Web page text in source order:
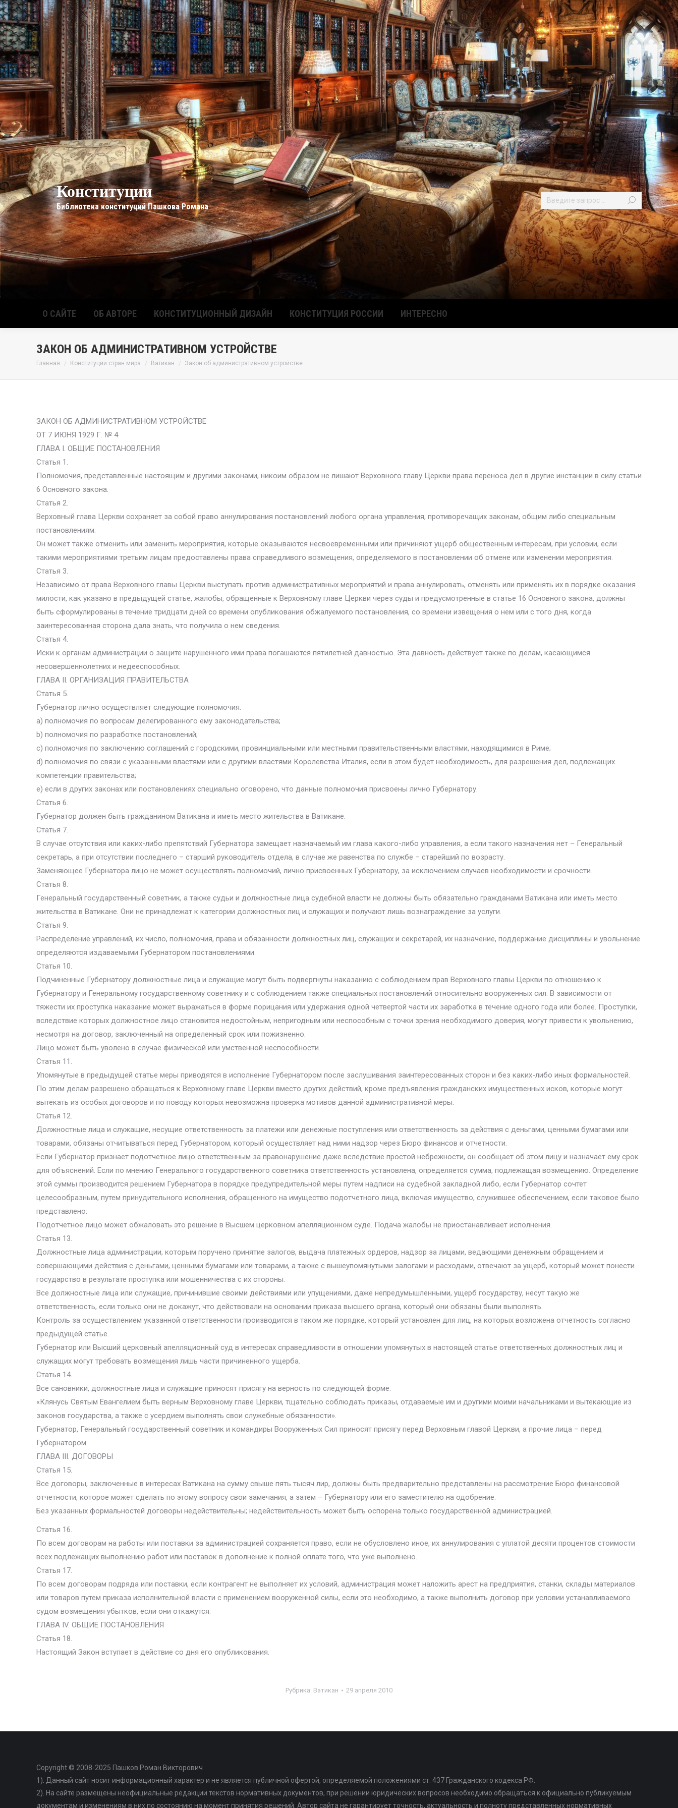
Конституции
Библиотека конституций Пашкова Романа
О САЙТЕ ОБ АВТОРЕ КОНСТИТУЦИОННЫЙ ДИЗАЙН КОНСТИТУЦИЯ РОССИИ ИНТЕРЕСНО
ЗАКОН ОБ АДМИНИСТРАТИВНОМ УСТРОЙСТВЕ
Вы здесь:
Главная Конституции стран мира Ватикан Закон об административном устройстве
ЗАКОН ОБ АДМИНИСТРАТИВНОМ УСТРОЙСТВЕ
ОТ 7 ИЮНЯ 1929 Г. № 4
ГЛАВА I. ОБЩИЕ ПОСТАНОВЛЕНИЯ
Статья 1.
Полномочия, представленные настоящим и другими законами, никоим образом не лишают Верховного главу Церкви права переноса дел в другие инстанции в силу статьи
6 Основного закона.
Статья 2.
Верховный глава Церкви сохраняет за собой право аннулирования постановлений любого органа управления, противоречащих законам, общим либо специальным
постановлениям.
Он может также отменить или заменить мероприятия, которые оказываются несвоевременными или причиняют ущерб общественным интересам, при условии, если
такими мероприятиями третьим лицам предоставлены права справедливого возмещения, определяемого в постановлении об отмене или изменении мероприятия.
Статья 3.
Независимо от права Верховного главы Церкви выступать против административных мероприятий и права аннулировать, отменять или применять их в порядке оказания
милости, как указано в предыдущей статье, жалобы, обращенные к Верховному главе Церкви через суды и предусмотренные в статье 16 Основного закона, должны
быть сформулированы в течение тридцати дней со времени опубликования обжалуемого постановления, со времени извещения о нем или с того дня, когда
заинтересованная сторона дала знать, что получила о нем сведения.
Статья 4.
Иски к органам администрации о защите нарушенного ими права погашаются пятилетней давностью. Эта давность действует также по делам, касающимся
несовершеннолетних и недееспособных.
ГЛАВА II. ОРГАНИЗАЦИЯ ПРАВИТЕЛЬСТВА
Статья 5.
Губернатор лично осуществляет следующие полномочия:
a) полномочия по вопросам делегированного ему законодательства;
b) полномочия по разработке постановлений;
с) полномочия по заключению соглашений с городскими, провинциальными или местными правительственными властями, находящимися в Риме;
d) полномочия по связи с указанными властями или с другими властями Королевства Италия, если в этом будет необходимость, для разрешения дел, подлежащих
компетенции правительства;
е) если в других законах или постановлениях специально оговорено, что данные полномочия присвоены лично Губернатору.
Статья 6.
Губернатор должен быть гражданином Ватикана и иметь место жительства в Ватикане.
Статья 7.
В случае отсутствия или каких-либо препятствий Губернатора замещает назначаемый им глава какого-либо управления, а если такого назначения нет – Генеральный
секретарь, а при отсутствии последнего – старший руководитель отдела, в случае же равенства по службе – старейший по возрасту.
Заменяющее Губернатора лицо не может осуществлять полномочий, лично присвоенных Губернатору, за исключением случаев необходимости и срочности.
Статья 8.
Генеральный государственный советник, а также судьи и должностные лица судебной власти не должны быть обязательно гражданами Ватикана или иметь место
жительства в Ватикане. Они не принадлежат к категории должностных лиц и служащих и получают лишь вознаграждение за услуги.
Статья 9.
Распределение управлений, их число, полномочия, права и обязанности должностных лиц, служащих и секретарей, их назначение, поддержание дисциплины и увольнение
определяются издаваемыми Губернатором постановлениями.
Статья 10.
Подчиненные Губернатору должностные лица и служащие могут быть подвергнуты наказанию с соблюдением прав Верховного главы Церкви по отношению к
Губернатору и Генеральному государственному советнику и с соблюдением также специальных постановлений относительно вооруженных сил. В зависимости от
тяжести их проступка наказание может выражаться в форме порицания или удержания одной четвертой части их заработка в течение одного года или более. Проступки,
вследствие которых должностное лицо становится недостойным, непригодным или неспособным с точки зрения необходимого доверия, могут привести к увольнению,
несмотря на договор, заключенный на определенный срок или пожизненно.
Лицо может быть уволено в случае физической или умственной неспособности.
Статья 11.
Упомянутые в предыдущей статье меры приводятся в исполнение Губернатором после заслушивания заинтересованных сторон и без каких-либо иных формальностей.
По этим делам разрешено обращаться к Верховному главе Церкви вместо других действий, кроме предъявления гражданских имущественных исков, которые могут
вытекать из особых договоров и по поводу которых невозможна проверка мотивов данной административной меры.
Статья 12.
Должностные лица и служащие, несущие ответственность за платежи или денежные поступления или ответственность за действия с деньгами, ценными бумагами или
товарами, обязаны отчитываться перед Губернатором, который осуществляет над ними надзор через Бюро финансов и отчетности.
Если Губернатор признает подотчетное лицо ответственным за правонарушение даже вследствие простой небрежности, он сообщает об этом лицу и назначает ему срок
для объяснений. Если по мнению Генерального государственного советника ответственность установлена, определяется сумма, подлежащая возмещению. Определение
этой суммы производится решением Губернатора в порядке предупредительной меры путем надписи на судебной закладной либо, если Губернатор сочтет
целесообразным, путем принудительного исполнения, обращенного на имущество подотчетного лица, включая имущество, служившее обеспечением, если таковое было
представлено.
Подотчетное лицо может обжаловать это решение в Высшем церковном апелляционном суде. Подача жалобы не приостанавливает исполнения.
Статья 13.
Должностные лица администрации, которым поручено принятие залогов, выдача платежных ордеров, надзор за лицами, ведающими денежным обращением и
совершающими действия с деньгами, ценными бумагами или товарами, а также с вышеупомянутыми залогами и расходами, отвечают за ущерб, который может понести
государство в результате проступка или мошенничества с их стороны.
Все должностные лица или служащие, причинившие своими действиями или упущениями, даже непредумышленными, ущерб государству, несут такую же
ответственность, если только они не докажут, что действовали на основании приказа высшего органа, который они обязаны были выполнять.
Контроль за осуществлением указанной ответственности производится в таком же порядке, который установлен для лиц, на которых возложена отчетность согласно
предыдущей статье.
Губернатор или Высший церковный апелляционный суд в интересах справедливости в отношении упомянутых в настоящей статье ответственных должностных лиц и
служащих могут требовать возмещения лишь части причиненного ущерба.
Статья 14.
Все сановники, должностные лица и служащие приносят присягу на верность по следующей форме:
«Клянусь Святым Евангелием быть верным Верховному главе Церкви, тщательно соблюдать приказы, отдаваемые им и другими моими начальниками и вытекающие из
законов государства, а также с усердием выполнять свои служебные обязанности».
Губернатор, Генеральный государственный советник и командиры Вооруженных Сил приносят присягу перед Верховным главой Церкви, а прочие лица – перед
Губернатором.
ГЛАВА III. ДОГОВОРЫ
Статья 15.
Все договоры, заключенные в интересах Ватикана на сумму свыше пять тысяч лир, должны быть предварительно представлены на рассмотрение Бюро финансовой
отчетности, которое может сделать по этому вопросу свои замечания, а затем – Губернатору или его заместителю на одобрение.
Без указанных формальностей договоры недействительны; недействительность может быть оспорена только государственной администрацией.
Статья 16.
По всем договорам на работы или поставки за администрацией сохраняется право, если не обусловлено иное, их аннулирования с уплатой десяти процентов стоимости
всех подлежащих выполнению работ или поставок в дополнение к полной оплате того, что уже выполнено.
Статья 17.
По всем договорам подряда или поставки, если контрагент не выполняет их условий, администрация может наложить арест на предприятия, станки, склады материалов
или товаров путем приказа исполнительной власти с применением вооруженной силы, если это необходимо, а также выполнить договор при условии устанавливаемого
судом возмещения убытков, если они откажутся.
ГЛАВА IV. ОБЩИЕ ПОСТАНОВЛЕНИЯ
Статья 18.
Настоящий Закон вступает в действие со дня его опубликования.
Рубрика: Ватикан 29 апреля 2010
Copyright © 2008-2025 Пашков Роман Викторович
1). Данный сайт носит информационный характер и не является публичной офертой, определяемой положениями ст. 437 Гражданского кодекса РФ.
2). На сайте размещены неофициальные редакции текстов нормативных документов, при решении юридических вопросов необходимо обращаться к официально публикуемым
документам и изменениям в них по состоянию на момент принятия решений. Автор сайта не гарантирует точность, актуальность и полноту представленных нормативных